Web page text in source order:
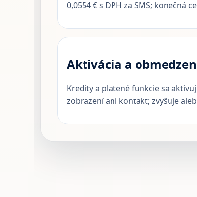
0,0554 € s DPH za SMS; konečná
Aktivácia a
Kredity a platené funkcie sa
zobrazení ani kontakt; zvyšuje